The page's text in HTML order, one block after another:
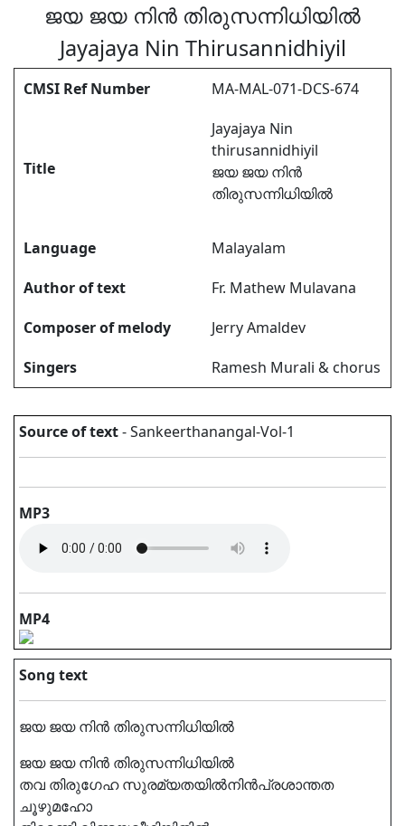
ജയ ജയ നിൻ തിരുസന്നിധിയിൽ
Jayajaya Nin Thirusannidhiyil
CMSI Ref Number MA-MAL-071-DCS-674
Title
Jayajaya Nin
thirusannidhiyil
ജയ ജയ നിൻ
തിരുസന്നിധിയിൽ
Language
Malayalam
Author of text
Fr. Mathew Mulavana
Composer of melody
Jerry Amaldev
Singers
Ramesh Murali & chorus
Source of text- Sankeerthanangal-Vol-1
MP3
MP4
Song text
ജയ ജയ നിൻ തിരുസന്നിധിയിൽ
ജയ ജയ നിൻ തിരുസന്നിധിയിൽ
തവ തിരുഗേഹ സുരമ്യതയിൽനിൻപ്രശാന്തത
ചൂഴുമഹോ